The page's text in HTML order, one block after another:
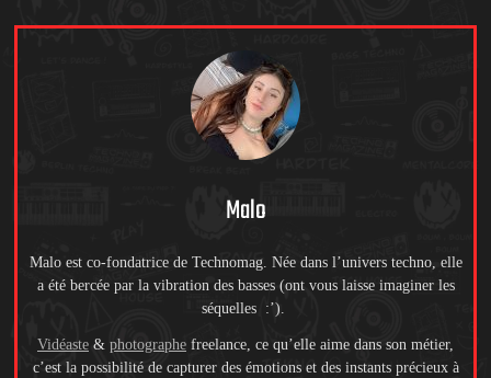
Malo
Malo est co-fondatrice de Technomag. Née dans l’univers techno, elle
a été bercée par la vibration des basses (ont vous laisse imaginer les
séquelles :’).
Vidéaste & photographe freelance, ce qu’elle aime dans son métier,
c’est la possibilité de capturer des émotions et des instants précieux à